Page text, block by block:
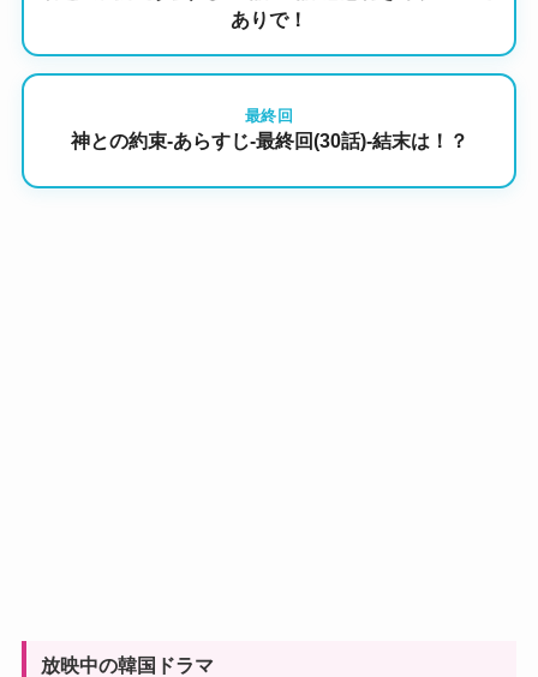
ありで！
最終回
神との約束-あらすじ-最終回(30話)-結末は！？
放映中の韓国ドラマ